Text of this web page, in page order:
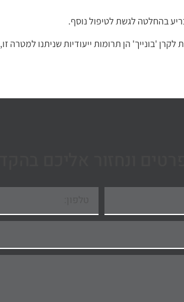
בהחלטה לגשת לטיפול נוסף.
'בונייך' הן תרומות ייעודיות שניתנו למטרה זו,